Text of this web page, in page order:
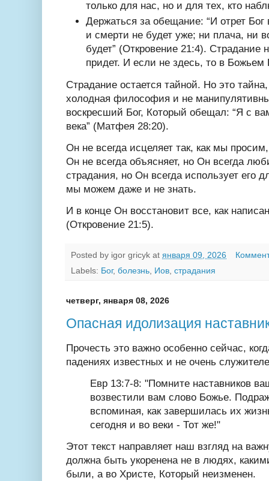
только для нас, но и для тех, кто
Держаться за обещание: “И отрет
и смерти не будет уже; ни плача, ни
будет” (Откровение 21:4). Страдание
придет. И если не здесь, то в Божьем
Страдание остается тайной. Но это
холодная философия и не
воскресший Бог, Который обещал: “Я с
века” (Матфея 28:20).
Он не всегда исцеляет так, как мы
Он не всегда объясняет, но Он всегда
страдания, но Он всегда использует его
мы можем даже и не знать.
И в конце Он восстановит все, как
(Откровение 21:5).
Posted by igor gricyk at января 09, 2026
Labels: Бог, болезнь, Иов, страдания
четверг, января 08, 2026
Опасная идолизация
Прочесть это важно особенно сейчас,
падениях известных и не очень
Евр 13:7-8: "Помните наставников
возвестили вам слово Божье.
вспоминая, как завершилась их
сегодня и во веки - Тот же!"
Этот текст направляет наш взгляд на
должна быть укоренена не в людях,
были, а во Христе, Который неизменен.